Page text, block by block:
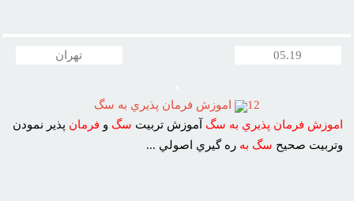
05.19 تهران
12
اموزش فرمان پذيري به سگ
اموزش فرمان پذيري به سگ آموزش تربيت سگ و فرمان پذير نمودن
وتربيت صحيح سگ به ره گيري اصولي ...